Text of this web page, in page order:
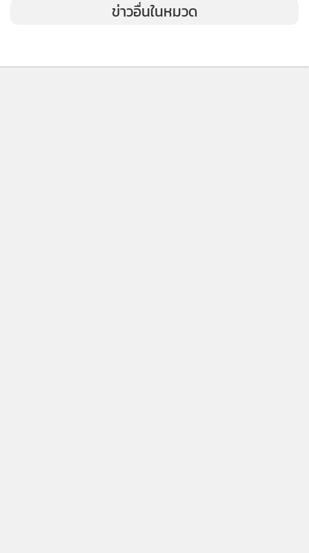
ลาล หรือร้านอาหารที่มีมาตรฐานฮาลาล หากว่าทางผู้บริหารเห็น
ตะวันออกกลางได้อีกทางหนึ่ง และเชื่อว่าเมื่อเที่ยวบิน Etihad
ข่าวอื่นในหมวด